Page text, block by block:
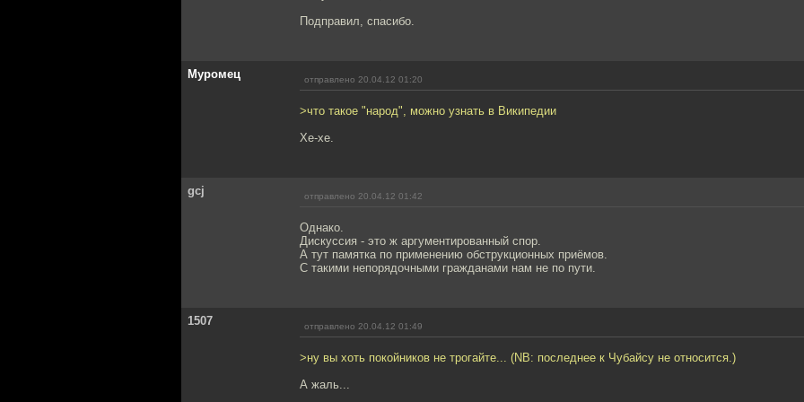
Подправил, спасибо.
Муромец отправлено 20.04.12 01:20
>что такое "народ", можно узнать в Википедии
Хе-хе.
gcj отправлено 20.04.12 01:42
Однако.
Дискуссия - это ж аргументированный спор.
А тут памятка по применению обструкционных приёмов.
С такими непорядочными гражданами нам не по пути.
1507 отправлено 20.04.12 01:49
>ну вы хоть покойников не трогайте... (NB: последнее к Чубайсу не относится.)
А жаль...